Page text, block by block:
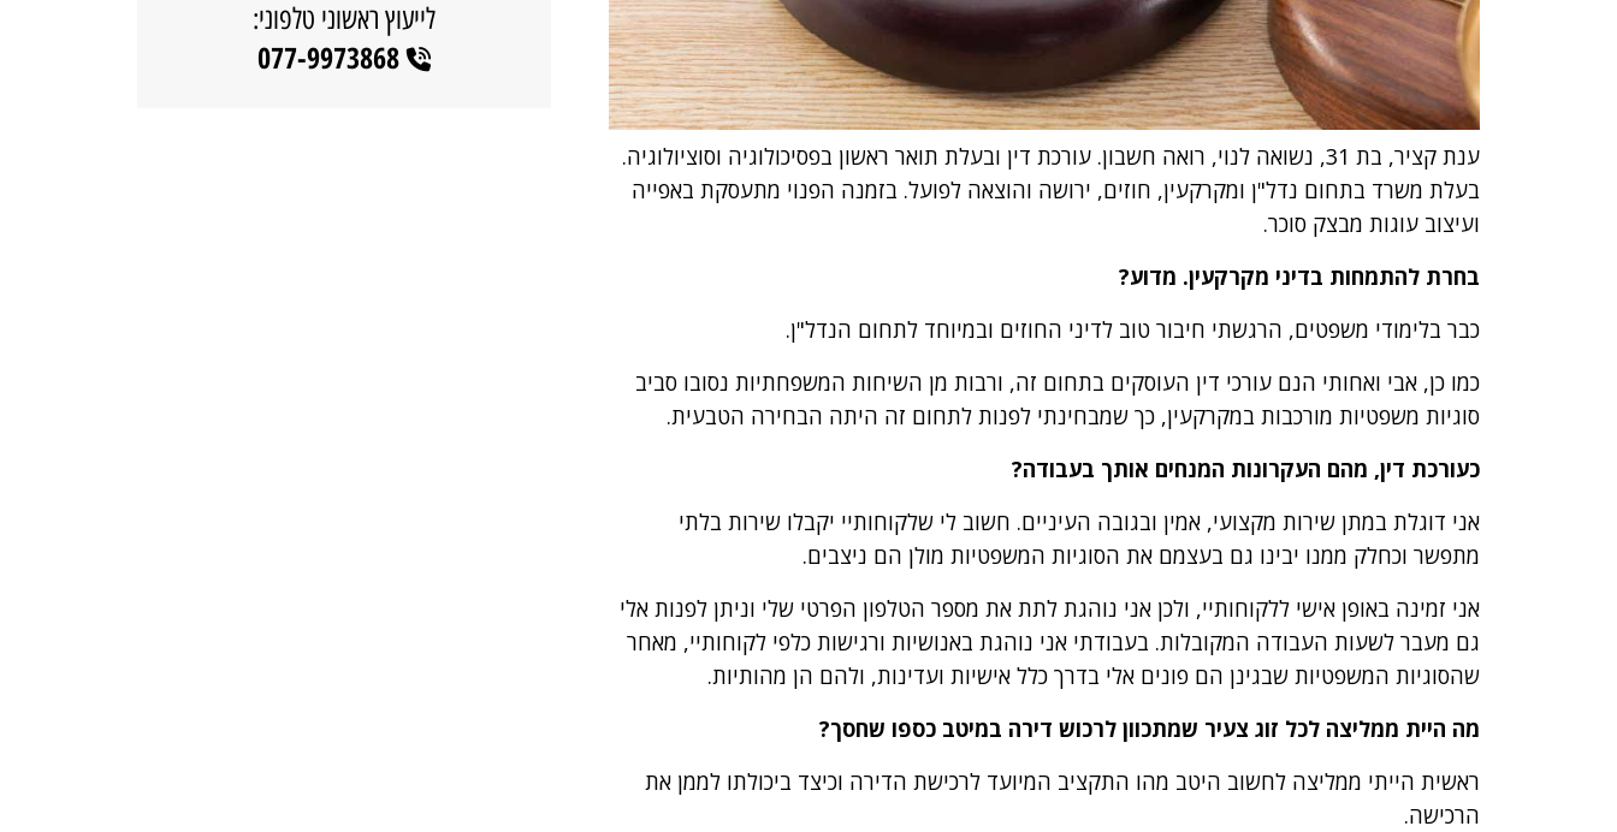
ענת קציר, בת 31, נשואה לנוי, רואה חשבון. עורכת דין ובעלת תואר ראשון בפסיכולוגיה וסוציולוגיה.
בעלת משרד בתחום נדל"ן ומקרקעין, חוזים, ירושה והוצאה לפועל. בזמנה הפנוי מתעסקת באפייה
ועיצוב עוגות מבצק סוכר.
בחרת להתמחות בדיני מקרקעין. מדוע?
כבר בלימודי משפטים, הרגשתי חיבור טוב לדיני החוזים ובמיוחד לתחום הנדל"ן.
כמו כן, אבי ואחותי הנם עורכי דין העוסקים בתחום זה, ורבות מן השיחות המשפחתיות נסובו סביב
סוגיות משפטיות מורכבות במקרקעין, כך שמבחינתי לפנות לתחום זה היתה הבחירה הטבעית.
כעורכת דין, מהם העקרונות המנחים אותך בעבודה?
אני דוגלת במתן שירות מקצועי, אמין ובגובה העיניים. חשוב לי שלקוחותיי יקבלו שירות בלתי
מתפשר וכחלק ממנו יבינו גם בעצמם את הסוגיות המשפטיות מולן הם ניצבים.
אני זמינה באופן אישי ללקוחותיי, ולכן אני נוהגת לתת את מספר הטלפון הפרטי שלי וניתן לפנות אלי
גם מעבר לשעות העבודה המקובלות. בעבודתי אני נוהגת באנושיות ורגישות כלפי לקוחותיי, מאחר
שהסוגיות המשפטיות שבגינן הם פונים אלי בדרך כלל אישיות ועדינות, ולהם הן מהותיות.
מה היית ממליצה לכל זוג צעיר שמתכוון לרכוש דירה במיטב כספו שחסך?
ראשית הייתי ממליצה לחשוב היטב מהו התקציב המיועד לרכישת הדירה וכיצד ביכולתו לממן את
הרכישה.
לייעוץ ראשוני טלפוני:
077-9973868